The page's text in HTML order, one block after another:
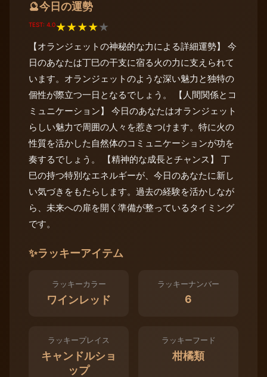
🔮今日の運勢
TEST: 4.0★★★★★
【オランジェットの神秘的な力による詳細運勢】 今
日のあなたは丁巳の干支に宿る火の力に支えられて
います。オランジェットのような深い魅力と独特の
個性が際立つ一日となるでしょう。 【人間関係とコ
ミュニケーション】 今日のあなたはオランジェット
らしい魅力で周囲の人々を惹きつけます。特に火の
性質を活かした自然体のコミュニケーションが功を
奏するでしょう。 【精神的な成長とチャンス】 丁
巳の持つ特別なエネルギーが、今日のあなたに新し
い気づきをもたらします。過去の経験を活かしなが
ら、未来への扉を開く準備が整っているタイミング
です。
✨ラッキーアイテム
ラッキーカラー
ワインレッド
ラッキーナンバー
6
ラッキープレイス
キャンドルショ
ップ
ラッキーフード
柑橘類